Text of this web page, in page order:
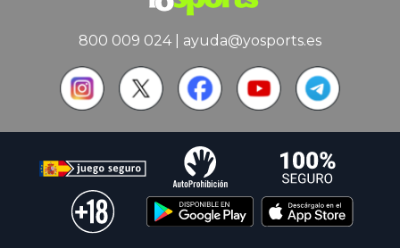
800 009 024| ayuda@yosports.es